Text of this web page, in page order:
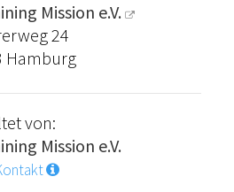
Mission e.V.
24
Hamburg
von:
Mission e.V.